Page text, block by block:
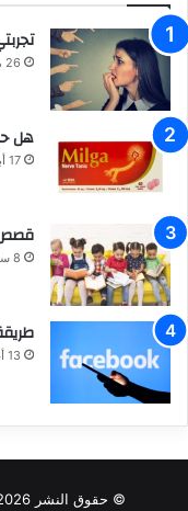
26 مارس، 2024
هل
17 أبريل، 2024
قصص
8 سبتمبر، 2024
13 أغسطس، 2024
© حقوق النشر 2026، جميع الحقوق محفوظة |